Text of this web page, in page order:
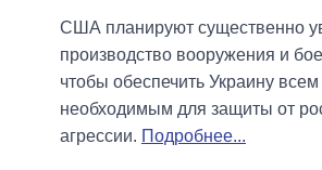
США планируют существенно
производство вооружения и
чтобы обеспечить Украину всем
необходимым для защиты от
агрессии. Подробнее...